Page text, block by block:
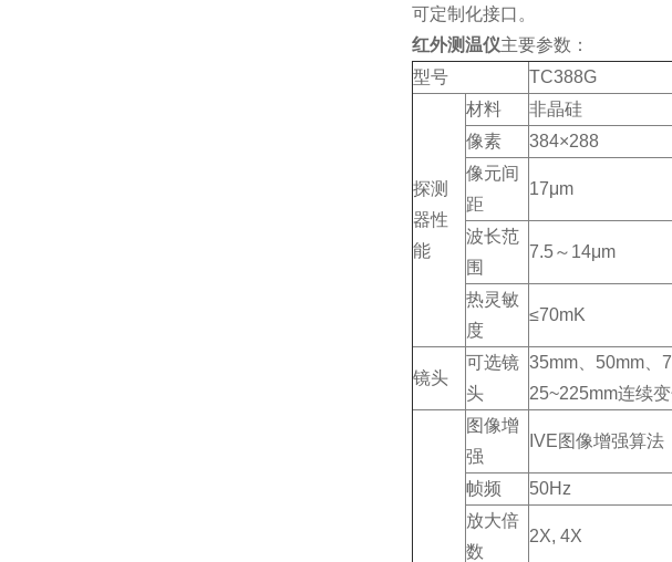
可定制化接口。
红外测温仪主要参数：
型号
TC388G
探测
器性
能
材料
非晶硅
像素
384×288
像元间
距
17μm
波长范
围
7.5～14μm
热灵敏
度
≤70mK
镜头
可选镜
头
35mm、50mm、
25~225mm连续
图像增
强
IVE图像增强算法
帧频
50Hz
放大倍
数
2X, 4X